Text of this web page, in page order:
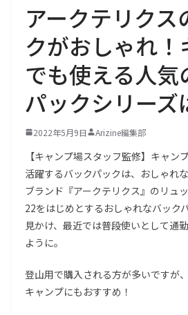
アークテリクス
クがおしゃれ！
でも使える人気
パックシリーズ
2022年5月9日 Arizine編集部
【キャンプ場スタッフ監修】キャン
活躍するバックパックは、おしゃれ
ブランド『アークテリクス』のリュ
22をはじめとするおしゃれなバック
見かけ、最近では普段使いとして通
ように。
登山用で購入される方が多いですが
キャンプにもおすすめ！